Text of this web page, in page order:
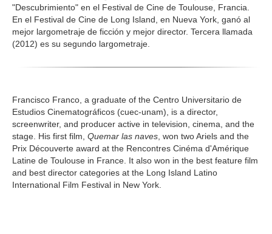
"Descubrimiento" en el Festival de Cine de Toulouse, Francia.
En el Festival de Cine de Long Island, en Nueva York, ganó al
mejor largometraje de ficción y mejor director. Tercera llamada
(2012) es su segundo largometraje.
Francisco Franco, a graduate of the Centro Universitario de
Estudios Cinematográficos (cuec-unam), is a director,
screenwriter, and producer active in television, cinema, and the
stage. His first film, Quemar las naves , won two Ariels and the
Prix Découverte award at the Rencontres Cinéma d'Amérique
Latine de Toulouse in France. It also won in the best feature film
and best director categories at the Long Island Latino
International Film Festival in New York.